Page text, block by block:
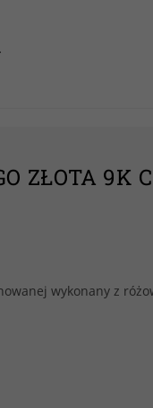
ZŁOTA 9K
wykonany z